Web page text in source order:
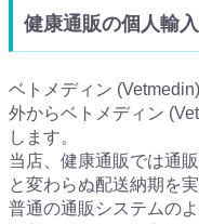
健康通販の個人輸
ベトメディン
外からベトメディン
します。
当店、健康通販では通
と変わらぬ配送納期を実
普通の通販システムの